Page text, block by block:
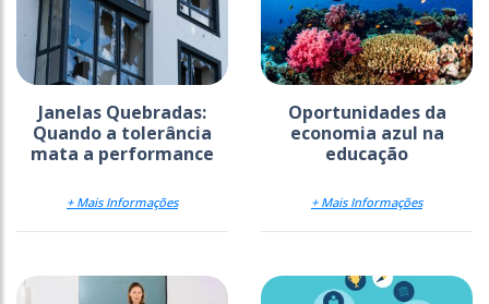
Janelas Quebradas:
Quando a tolerância
mata a performance
+ Mais Informações
Oportunidades da
economia azul na
educação
+ Mais Informações